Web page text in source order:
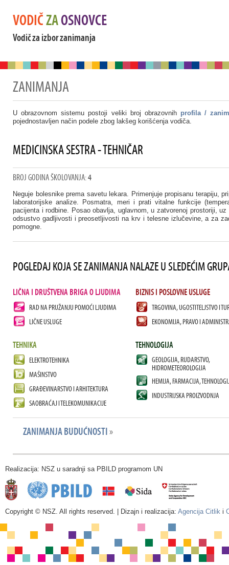
VODIČZAOSNOVCE
Vodič za izbor zanimanja
ZANIMANJA
U obrazovnom sistemu postoji veliki broj obrazovnih profila /
pojednostavljen način podele zbog lakšeg korišćenja vodiča.
MEDICINSKA SESTRA - TEHNIČAR
BROJ GODINA ŠKOLOVANJA:4
Neguje bolesnike prema savetu lekara. Primenjuje propisanu terapiju,
laboratorijske analize. Posmatra, meri i prati vitalne funkcije
pacijenta i rodbine. Posao obavlja, uglavnom, u zatvorenoj prostoriji,
odsustvo gadljivosti i preosetljivosti na krv i telesne izlučevine, a za
pomogne.
POGLEDAJ KOJA SE ZANIMANJA NALAZE U SLEDEĆIM
LIČNA I DRUŠTVENA BRIGA O LJUDIMA
RAD NA PRUŽANJU POMOĆI LJUDIMA
LIČNE USLUGE
BIZNIS I POSLOVNE USLUGE
TRGOVINA, UGOSTITELJSTVO I
EKONOMIJA, PRAVO I
TEHNIKA
ELEKTROTEHNIKA
MAŠINSTVO
GRAĐEVINARSTVO I ARHITEKTURA
SAOBRAĆAJ I TELEKOMUNIKACIJE
TEHNOLOGIJA
GEOLOGIJA, RUDARSTVO,
HIDROMETEOROLOGIJA
HEMIJA, FARMACIJA,
INDUSTRIJSKA PROIZVODNJA
ZANIMANJA BUDUĆNOSTI»
Realizacija: NSZ u saradnji sa PBILD programom UN
Copyright © NSZ. All rights reserved. | Dizajn i realizacija: Agencija Citlik i